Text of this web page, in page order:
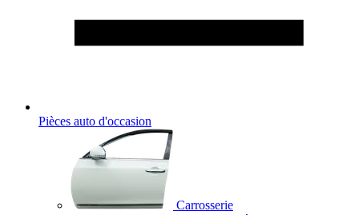
Pièces auto d'occasion
Carrosserie